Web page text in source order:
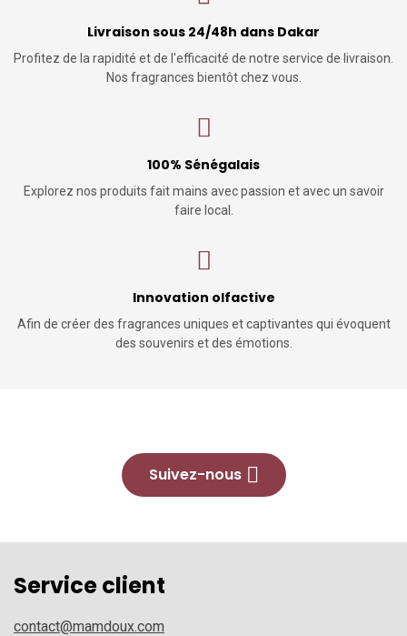
Livraison sous 24/48h dans Dakar
Profitez de la rapidité et de l'efficacité de notre service de livraison.
Nos fragrances bientôt chez vous.
100% Sénégalais
Explorez nos produits fait mains avec passion et avec un savoir
faire local.
Innovation olfactive
Afin de créer des fragrances uniques et captivantes qui évoquent
des souvenirs et des émotions.
Suivez-nous
Service client
contact@mamdoux.com